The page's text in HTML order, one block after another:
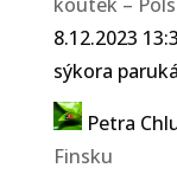
8.12.2023
sýkora
Petra
Finsku